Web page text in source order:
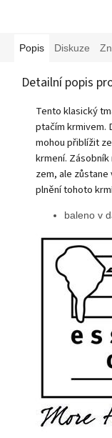
Popis Diskuze
Detailní popis
Tento klasický
ptačím krmivem.
mohou přiblížit
krmení.
zem, ale zůstane
plnění tohoto
baleno v